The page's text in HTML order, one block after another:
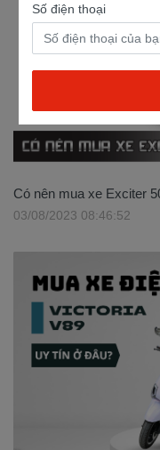
Có nên mua xe Exciter
03/08/2023 08:46:52
Số điện thoại